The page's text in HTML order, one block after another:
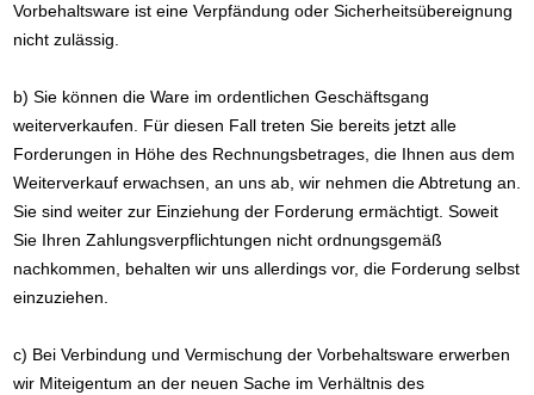
Vorbehaltsware ist eine Verpfändung oder Sicherheitsübereignung
nicht zulässig.
b) Sie können die Ware im ordentlichen Geschäftsgang
weiterverkaufen. Für diesen Fall treten Sie bereits jetzt alle
Forderungen in Höhe des Rechnungsbetrages, die Ihnen aus dem
Weiterverkauf erwachsen, an uns ab, wir nehmen die Abtretung an.
Sie sind weiter zur Einziehung der Forderung ermächtigt. Soweit
Sie Ihren Zahlungsverpflichtungen nicht ordnungsgemäß
nachkommen, behalten wir uns allerdings vor, die Forderung selbst
einzuziehen.
c) Bei Verbindung und Vermischung der Vorbehaltsware erwerben
wir Miteigentum an der neuen Sache im Verhältnis des